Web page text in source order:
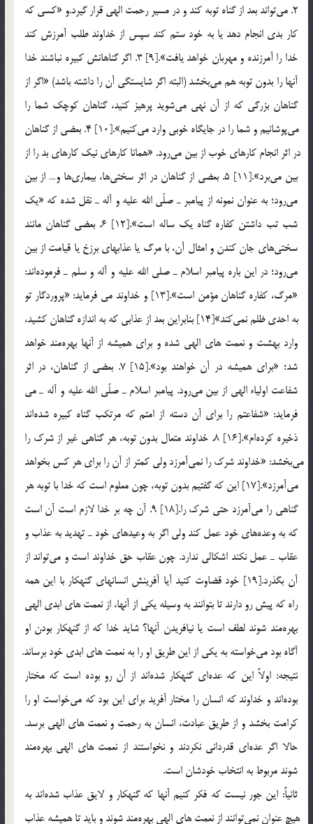
2. مي‎تواند بعد از گناه توبه كند و در مسير رحمت الهي قرار گيرد.و «كسي كه
كار بدي انجام دهد يا به خود ستم كند سپس از خداوند طلب آمرزش كند
خدا را آمرزنده و مهربان خواهد يافت».[9] 3. اگر گناهانش كبيره نباشند خدا
آنها را بدون توبه هم مي‎بخشد (البته اگر شايستگي آن را داشته باشد) «اگر از
گناهان بزرگي كه از آن نهي مي‎شويد پرهيز كنيد، گناهان كوچك شما را
مي‎پوشانيم و شما را در جايگاه خوبي وارد مي‎كنيم».[10] 4. بعضي از گناهان
در اثر انجام كارهاي خوب از بين مي‎رود. «همانا كارهاي نيك كارهاي بد را از
بين مي‎برد».[11] 5. بعضي از گناهان در اثر سختي‎ها، بيماري‎ها و… از بين
مي‎رود؛ به عنوان نمونه از پيامبر ـ صلّي الله عليه و آله ـ نقل شده كه «يك
شب تب داشتن كفاره گناه يك ساله است».[12] 6. بعضي گناهان مانند
سختي‎هاي جان كندن و امثال آن، با مرگ يا عذابهاي برزخ يا قيامت از بين
مي‎رود؛ در اين باره پيامبر اسلام ـ صلي الله عليه و آله و سلم ـ فرموده‎اند:
«مرگ، كفاره گناهان مؤمن است».[13] و خداوند مي فرمايد: «پروردگار تو
به احدي ظلم نمي‎كند»[14] بنابراين بعد از عذابي كه به اندازه گناهان كشيد،
وارد بهشت و نعمت هاي الهي شده و براي هميشه از آنها بهره‎مند خواهد
شد؛ «براي هميشه در آن خواهند بود».[15] 7. بعضي از گناهان، در اثر
شفاعت اولياء الهي از بين مي‎رود. پيامبر اسلام ـ صلّي الله عليه و آله ـ مي
فرمايد: «شفاعتم را براي آن دسته از امتم كه مرتكب گناه كبيره شده‎اند
ذخيره كرده‎ام».[16] 8. خداوند متعال بدون توبه، هر گناهي غير از شرك را
مي‎بخشد: «خداوند شرك را نمي‎آمرزد ولي كمتر از آن را براي هر كس بخواهد
مي‎آمرزد».[17] اين كه گفتيم بدون توبه، چون معلوم است كه خدا با توبه هر
گناهي را مي‎آمرزد حتي شرك را.[18] 9. آن چه بر خدا لازم است آن است
كه به وعده‎هاي خود عمل كند ولي اگر به وعيدهاي خود ـ تهديد به عذاب و
عقاب ـ عمل نكند اشكالي ندارد. چون عقاب حق خداوند است و مي‎تواند از
آن بگذرد.[19] خود قضاوت كنيد آيا آفرينش انسانهاي گنهكار با اين همه
راه كه پيش رو دارند تا بتوانند به وسيله يكي از آنها، از نعمت هاي ابدي الهي
بهره‎مند شوند لطف است يا نيافريدن آنها؟ شايد خدا كه از گنهكار بودن او
آگاه بود مي‎خواسته به يكي از اين طريق او را به نعمت هاي ابدي خود برساند.
نتيجه: اولاً اين كه عده‎اي گنهكار شده‎اند از آن رو بوده است كه مختار
بوده‎اند و خداوند كه انسان را مختار آفريد براي اين بود كه مي‎خواست او را
كرامت بخشد و از طريق عبادت، انسان به رحمت و نعمت هاي الهي برسد.
حالا اگر عده‎اي قدرداني نكردند و نخواستند از نعمت هاي الهي بهره‎مند
شوند مربوط به انتخاب خودشان است.
ثانياً: اين جور نيست كه فكر كنيم آنها كه گنهكار و لايق عذاب شده‎اند به
هيچ عنوان نمي‎توانند از نعمت هاي الهي بهره‎مند شوند و بايد تا هميشه عذاب